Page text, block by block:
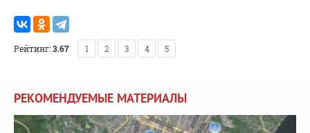
Рейтинг:3.67 1 2 3 4 5
РЕКОМЕНДУЕМЫЕ МАТЕРИАЛЫ